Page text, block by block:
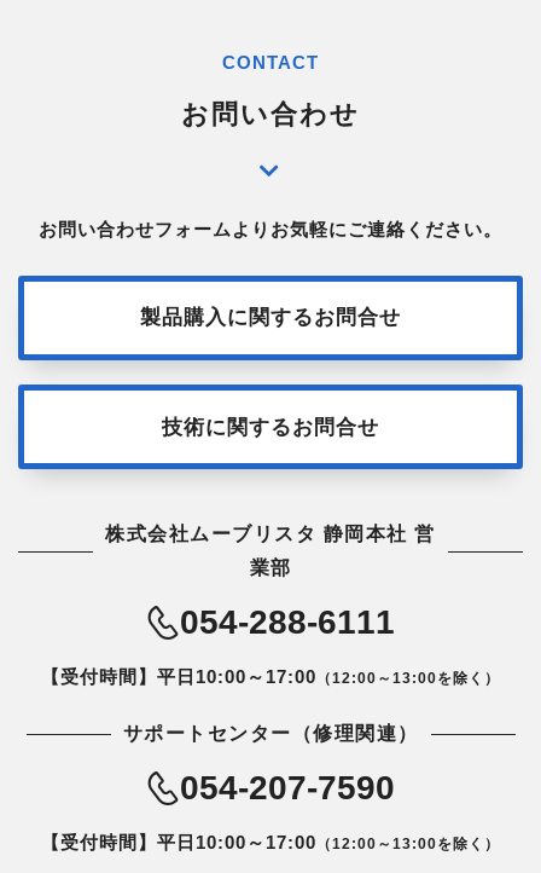
CONTACT
お問い合わせ
お問い合わせフォームよりお気軽にご連絡ください。
製品購入に関するお問合せ
技術に関するお問合せ
株式会社ムーブリスタ 静岡本社 営
業部
054-288-6111
【受付時間】平日10:00～17:00 （12:00～13:00を除く）
サポートセンター（修理関連）
054-207-7590
【受付時間】平日10:00～17:00 （12:00～13:00を除く）